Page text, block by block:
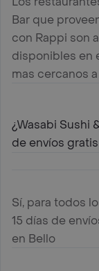
Bar que
con Rappi son
disponibles en
mas cercanos
¿Wasabi Sushi
de envíos
Sí, para todos
15 días de
en Bello